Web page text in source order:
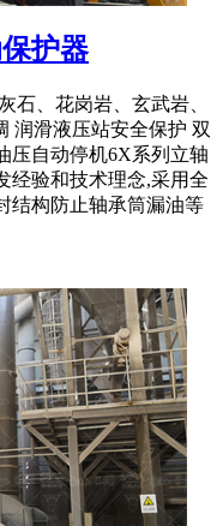
护器
石、花岗岩、玄武岩、
润滑液压站安全保护 双
压自动停机6X系列立轴
经验和技术理念,采用全
结构防止轴承筒漏油等